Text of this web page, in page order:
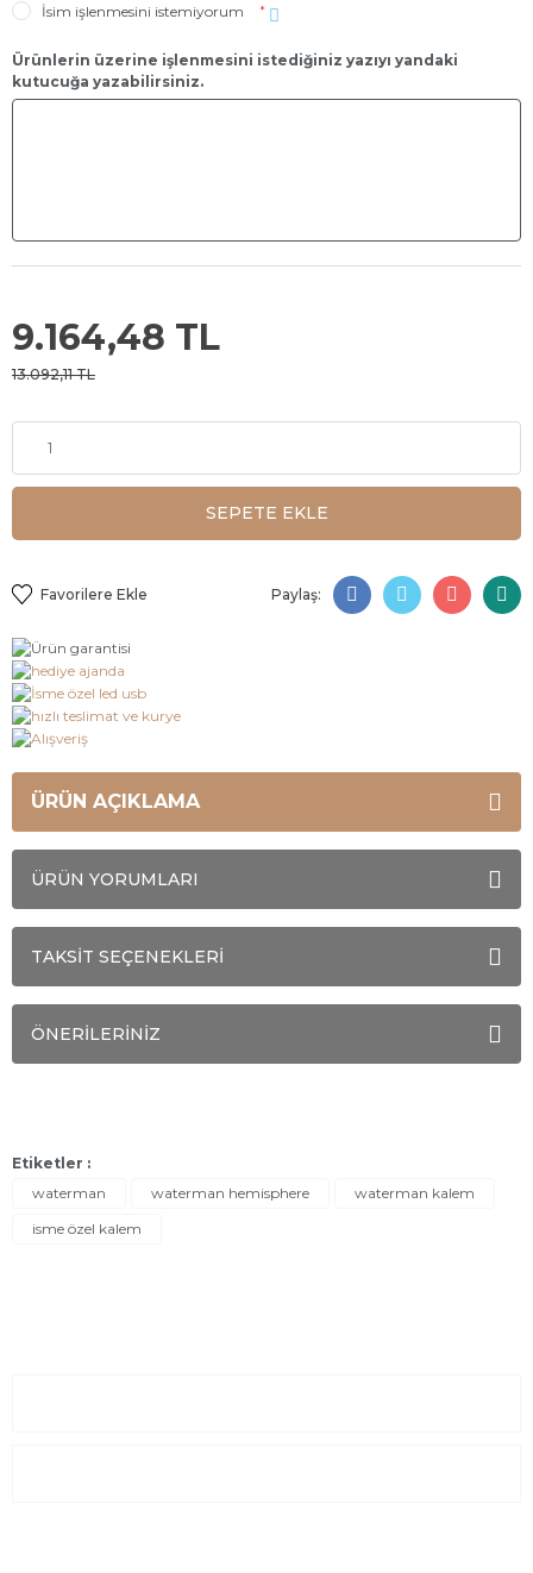
İsim işlenmesini istemiyorum
*
Ürünlerin üzerine işlenmesini istediğiniz yazıyı yandaki
kutucuğa yazabilirsiniz.
9.164,48 TL
13.092,11 TL
SEPETE EKLE
Paylaş:
ÜRÜN AÇIKLAMA
ÜRÜN YORUMLARI
TAKSİT SEÇENEKLERİ
ÖNERİLERİNİZ
Etiketler :
waterman
waterman hemisphere
waterman kalem
isme özel kalem